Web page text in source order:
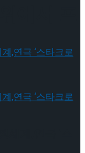
계,연극 ‘스
에서 프